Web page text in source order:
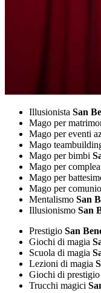
Illusionista San
Mago per
Mago per eventi
Mago
Mago per bimbi
Mago per
Mago per
Mago per
Mentalismo San
Illusionismo San
Prestigio San
Giochi di magia
Scuola di magia
Lezioni di magia
Giochi di prestigio
Trucchi magici